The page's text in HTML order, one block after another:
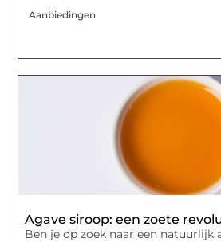
Aanbiedingen
Agave siroop: een zoete
Ben je op zoek naar een natuurlijk